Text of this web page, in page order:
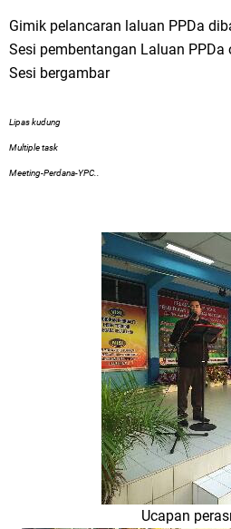
Gimik pelancaran laluan PPDa
Sesi pembentangan Laluan PPDa
Sesi bergambar
Lipas kudung
Multiple task
Meeting-Perdana-YPC..
Ucapan